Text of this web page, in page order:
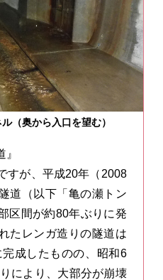
（奥から入口を望む）
すが、平成20年（2008
道（以下「亀の瀬トン
区間が約80年ぶりに発
たレンガ造りの隧道は
成したものの、昭和6
により、大部分が崩壊